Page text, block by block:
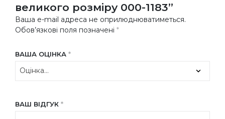
великого розміру 000-1183”
Ваша e-mail адреса не оприлюднюватиметься.
Обов’язкові поля позначені *
ВАША ОЦІНКА *
ВАШ ВІДГУК *